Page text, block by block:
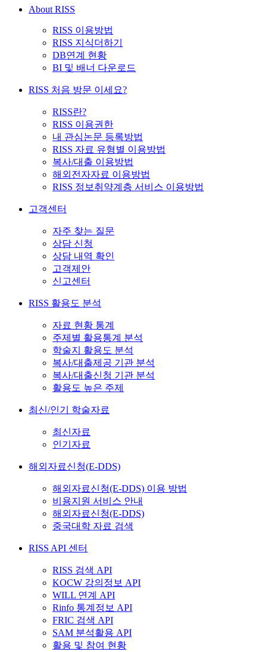
About RISS
RISS 이용방법
RISS 지식더하기
DB연계 현황
BI 및 배너 다운로드
RISS 처음 방문 이세요?
RISS란?
RISS 이용권한
내 관심논문 등록방법
RISS 자료 유형별 이용방법
복사/대출 이용방법
해외전자자료 이용방법
RISS 정보취약계층 서비스 이용방법
고객센터
자주 찾는 질문
상담 신청
상담 내역 확인
고객제안
신고센터
RISS 활용도 분석
자료 현황 통계
주제별 활용통계 분석
학술지 활용도 분석
복사/대출제공 기관 분석
복사/대출신청 기관 분석
활용도 높은 주제
최신/인기 학술자료
최신자료
인기자료
해외자료신청(E-DDS)
해외자료신청(E-DDS) 이용 방법
비용지원 서비스 안내
해외자료신청(E-DDS)
중국대학 자료 검색
RISS API 센터
RISS 검색 API
KOCW 강의정보 API
WILL 연계 API
Rinfo 통계정보 API
FRIC 검색 API
SAM 분석활용 API
활용 및 참여 현황